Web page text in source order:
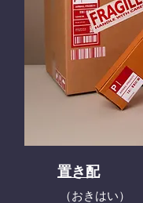
置き配
（おきはい）